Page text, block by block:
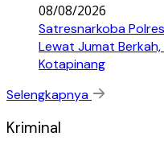
08/08/2026
Satresnarkoba
Lewat Jumat
Kotapinang
Selengkapnya
Kriminal